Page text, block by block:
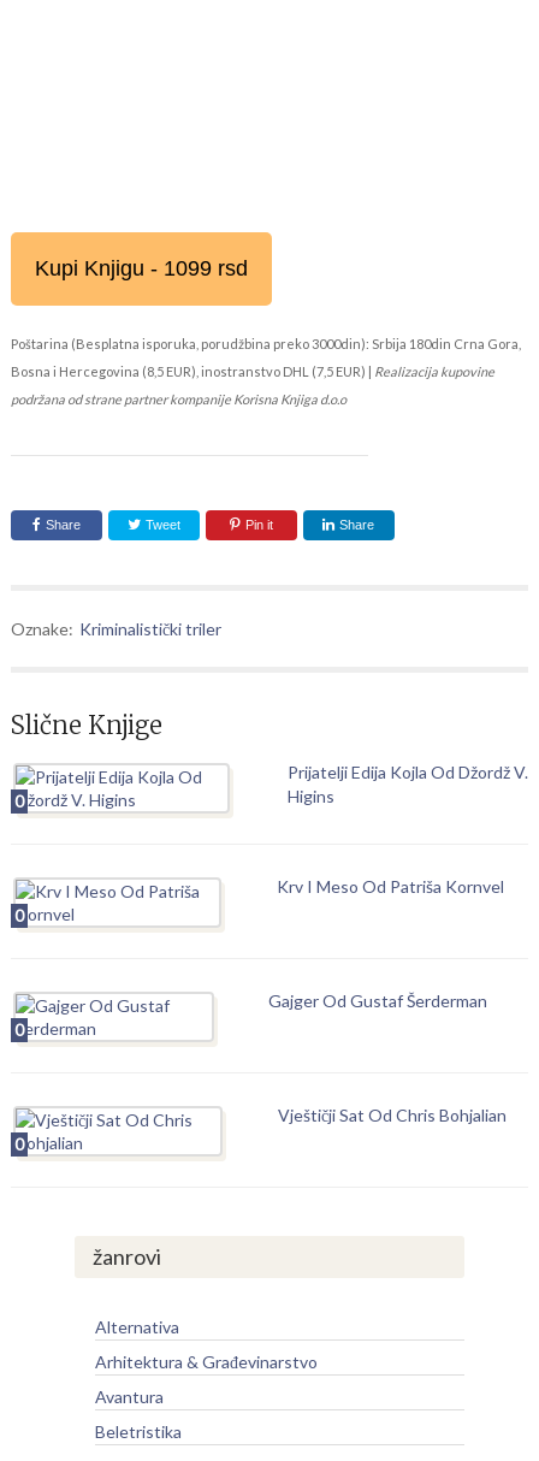
Kupi Knjigu - 1099 rsd
Poštarina (Besplatna isporuka, porudžbina preko 3000din): Srbija 180din Crna Gora,
Bosna i Hercegovina (8,5 EUR), inostranstvo DHL (7,5 EUR) | Realizacija kupovine
podržana od strane partner kompanije Korisna Knjiga d.o.o
Share Tweet Pin it Share
Oznake: Kriminalistički triler
Slične Knjige
0
Prijatelji Edija Kojla Od Džordž V.
Higins
0
Krv I Meso Od Patriša Kornvel
0
Gajger Od Gustaf Šerderman
0
Vještičji Sat Od Chris Bohjalian
žanrovi
Alternativa
Arhitektura & Građevinarstvo
Avantura
Beletristika